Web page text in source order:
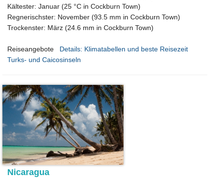
Kältester: Januar (25 °C in Cockburn Town)
Regnerischster: November (93.5 mm in Cockburn Town)
Trockenster: März (24.6 mm in Cockburn Town)
Reiseangebote
Details: Klimatabellen und beste Reisezeit
Turks- und Caicosinseln
Nicaragua